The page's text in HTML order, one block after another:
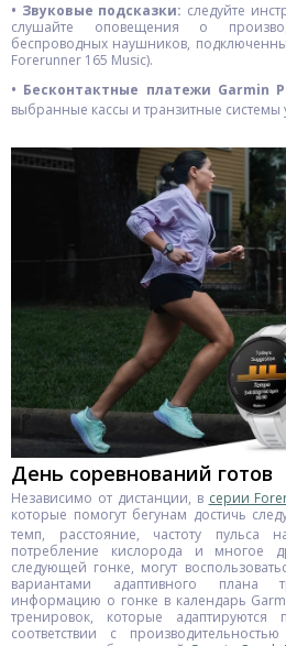
• Звуковые подсказки: следуйте
слушайте оповещения о
беспроводных наушников,
Forerunner 165 Music).
• Бесконтактные платежи Garmin
выбранные кассы и транзитные системы
День соревнований готов
Независимо от дистанции, в серии
которые помогут бегунам достичь
темп, расстояние, частоту пульса
потребление кислорода и многое
следующей гонке, могут
вариантами адаптивного плана
информацию о гонке в календарь
тренировок, которые
соответствии с